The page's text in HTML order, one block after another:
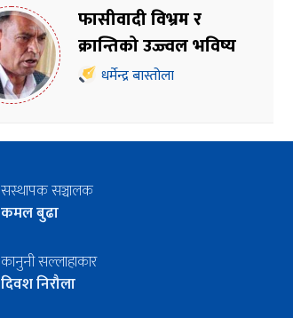
फासीवादी विभ्रम र
क्रान्तिको उज्ज्वल भविष्य
धर्मेन्द्र बास्तोला
सस्थापक सञ्चालक
कमल बुढा
कानुनी सल्लाहाकार
दिवश निरौला